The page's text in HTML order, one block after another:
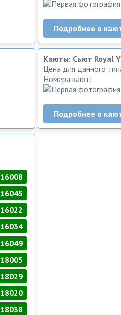
Подробнее о
Каюты: Сьют Royal
Цена для данного
Номера кают:
Подробнее о
16008
16045
16022
16034
16049
18005
18029
18020
18038